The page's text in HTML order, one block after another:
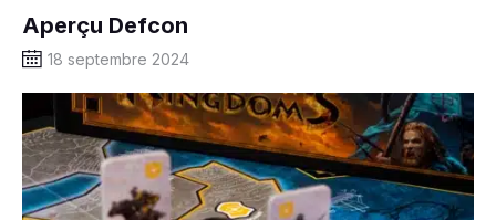
Aperçu Defcon
18 septembre 2024